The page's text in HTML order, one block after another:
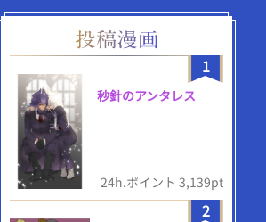
1
秒針のアンタレス
24h.ポイント 3,139pt
2